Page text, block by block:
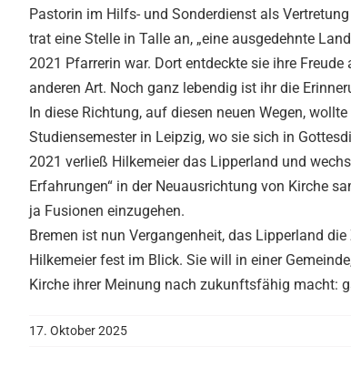
Pastorin im Hilfs- und Sonderdienst als
trat eine Stelle in Talle an, „eine ausgedehnte
2021 Pfarrerin war. Dort entdeckte sie ihre
anderen Art. Noch ganz lebendig ist ihr die
In diese Richtung, auf diesen neuen Wegen,
Studiensemester in Leipzig, wo sie sich in
2021 verließ Hilkemeier das Lipperland und
Erfahrungen“ in der Neuausrichtung von Kirche
ja Fusionen einzugehen.
Bremen ist nun Vergangenheit, das Lipperland
Hilkemeier fest im Blick. Sie will in einer
Kirche ihrer Meinung nach zukunftsfähig macht:
17. Oktober 2025